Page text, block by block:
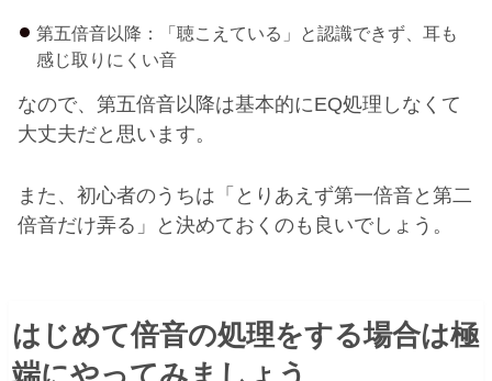
第五倍音以降：「聴こえている」と認識できず、耳も
感じ取りにくい音
なので、第五倍音以降は基本的にEQ処理しなくて
大丈夫だと思います。
また、初心者のうちは「とりあえず第一倍音と第二
倍音だけ弄る」と決めておくのも良いでしょう。
はじめて倍音の処理をする場合は極